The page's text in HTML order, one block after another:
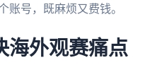
账号，既麻烦又费钱。
海外观赛痛点